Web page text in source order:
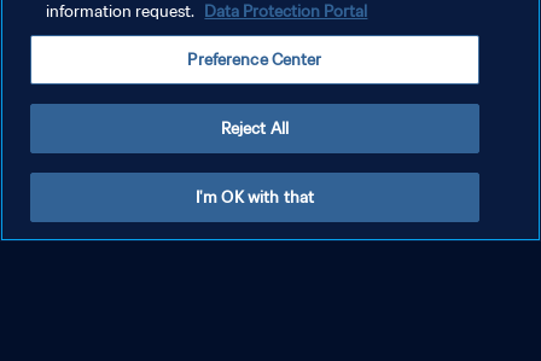
information request. Data Protection Portal
Preference Center
Reject All
I'm OK with that